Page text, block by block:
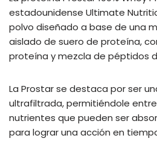
estadounidense Ultimate
polvo diseñado a base de una
aislado de suero de proteína,
proteína y mezcla de péptidos
La Prostar se destaca por ser
ultrafiltrada, permitiéndole
nutrientes que pueden ser
para lograr una acción en